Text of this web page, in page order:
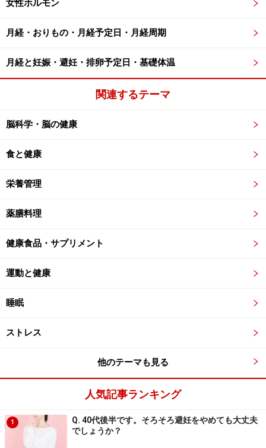
女性ホルモン
月経・おりもの・月経予定日・月経周期
月経と妊娠・避妊・排卵予定日・基礎体温
関連するテーマ
脳科学・脳の健康
食と健康
栄養管理
薬膳料理
健康食品・サプリメント
運動と健康
睡眠
ストレス
他のテーマも見る
人気記事ランキング
1
Q. 40代後半です。そろそろ避妊をやめても大丈夫
でしょうか？